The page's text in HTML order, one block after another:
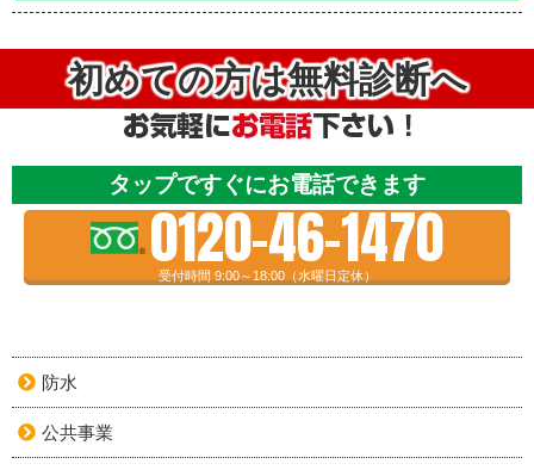
初めての方は無料診断へ
タップですぐにお電話できます
0120-46-1470
受付時間 9:00～18:00（水曜日定休）
防水
公共事業